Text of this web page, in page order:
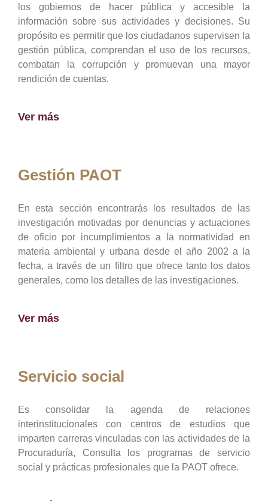
los gobiernos de hacer pública y accesible la
información sobre sus actividades y decisiones. Su
propósito es permitir que los ciudadanos supervisen la
gestión pública, comprendan el uso de los recursos,
combatan la corrupción y promuevan una mayor
rendición de cuentas.
Ver más
Gestión PAOT
En esta sección encontrarás los resultados de las
investigación motivadas por denuncias y actuaciones
de oficio por incumplimientos a la normatividad en
materia ambiental y urbana desde el año 2002 a la
fecha, a través de un filtro que ofrece tanto los datos
generales, como los detalles de las investigaciones.
Ver más
Servicio social
Es consolidar la agenda de relaciones
interinstitucionales con centros de estudios que
imparten carreras vinculadas con las actividades de la
Procuraduría, Consulta los programas de servicio
social y prácticas profesionales que la PAOT ofrece.